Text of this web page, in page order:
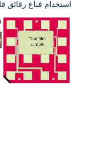
استخدام قناع رقائق